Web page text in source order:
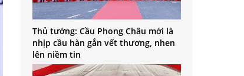
Thủ tướng: Cầu Phong Châu mới là
nhịp cầu hàn gắn vết thương, nhen
lên niềm tin